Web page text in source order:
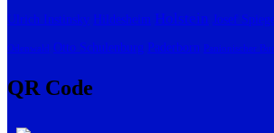
Ulrich Instinsky Hildesheim Holstein Josef
Odenwald Otto Schulenburg Paderborn Panionischer
QR Code